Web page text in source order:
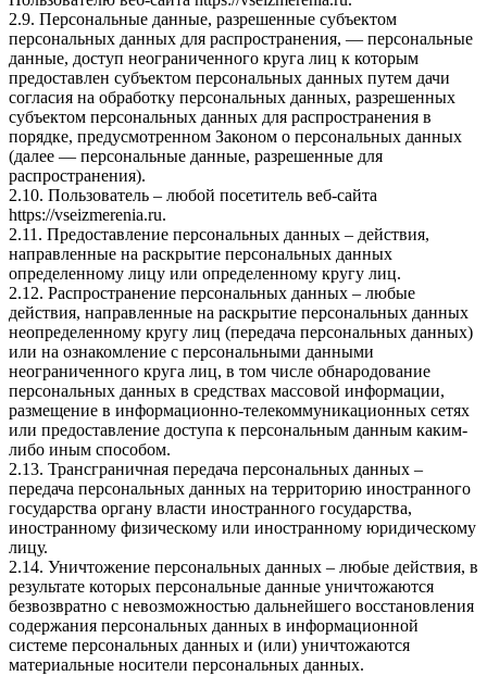
2.9. Персональные данные, разрешенные субъектом
персональных данных для распространения, — персональные
данные, доступ неограниченного круга лиц к которым
предоставлен субъектом персональных данных путем дачи
согласия на обработку персональных данных, разрешенных
субъектом персональных данных для распространения в
порядке, предусмотренном Законом о персональных данных
(далее — персональные данные, разрешенные для
распространения).
2.10. Пользователь – любой посетитель веб-сайта
https://vseizmerenia.ru.
2.11. Предоставление персональных данных – действия,
направленные на раскрытие персональных данных
определенному лицу или определенному кругу лиц.
2.12. Распространение персональных данных – любые
действия, направленные на раскрытие персональных данных
неопределенному кругу лиц (передача персональных данных)
или на ознакомление с персональными данными
неограниченного круга лиц, в том числе обнародование
персональных данных в средствах массовой информации,
размещение в информационно-телекоммуникационных сетях
или предоставление доступа к персональным данным каким-
либо иным способом.
2.13. Трансграничная передача персональных данных –
передача персональных данных на территорию иностранного
государства органу власти иностранного государства,
иностранному физическому или иностранному юридическому
лицу.
2.14. Уничтожение персональных данных – любые действия, в
результате которых персональные данные уничтожаются
безвозвратно с невозможностью дальнейшего восстановления
содержания персональных данных в информационной
системе персональных данных и (или) уничтожаются
материальные носители персональных данных.